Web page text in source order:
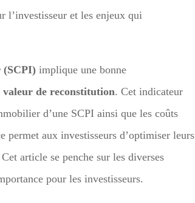
l’investisseur et les enjeux qui
(SCPI) implique une bonne
valeur de reconstitution. Cet indicateur
d’une SCPI ainsi que les coûts
permet aux investisseurs d’optimiser leurs
article se penche sur les diverses
pour les investisseurs.